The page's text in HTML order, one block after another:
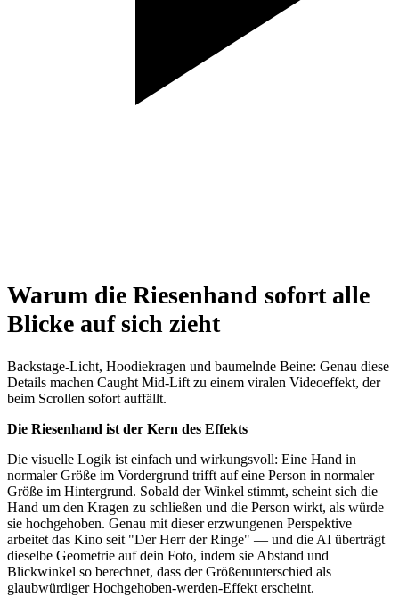
Warum die Riesenhand sofort alle
Blicke auf sich zieht
Backstage-Licht, Hoodiekragen und baumelnde Beine: Genau diese
Details machen Caught Mid-Lift zu einem viralen Videoeffekt, der
beim Scrollen sofort auffällt.
Die Riesenhand ist der Kern des Effekts
Die visuelle Logik ist einfach und wirkungsvoll: Eine Hand in
normaler Größe im Vordergrund trifft auf eine Person in normaler
Größe im Hintergrund. Sobald der Winkel stimmt, scheint sich die
Hand um den Kragen zu schließen und die Person wirkt, als würde
sie hochgehoben. Genau mit dieser erzwungenen Perspektive
arbeitet das Kino seit "Der Herr der Ringe" — und die AI überträgt
dieselbe Geometrie auf dein Foto, indem sie Abstand und
Blickwinkel so berechnet, dass der Größenunterschied als
glaubwürdiger Hochgehoben-werden-Effekt erscheint.